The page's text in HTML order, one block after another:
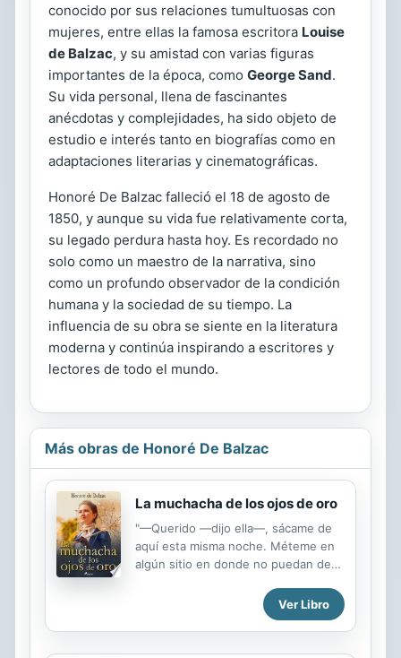
conocido por sus relaciones tumultuosas con
mujeres, entre ellas la famosa escritora Louise
de Balzac, y su amistad con varias figuras
importantes de la época, como George Sand.
Su vida personal, llena de fascinantes
anécdotas y complejidades, ha sido objeto de
estudio e interés tanto en biografías como en
adaptaciones literarias y cinematográficas.
Honoré De Balzac falleció el 18 de agosto de
1850, y aunque su vida fue relativamente corta,
su legado perdura hasta hoy. Es recordado no
solo como un maestro de la narrativa, sino
como un profundo observador de la condición
humana y la sociedad de su tiempo. La
influencia de su obra se siente en la literatura
moderna y continúa inspirando a escritores y
lectores de todo el mundo.
Más obras de Honoré De Balzac
La muchacha de los ojos de oro
"—Querido —dijo ella—, sácame de
aquí esta misma noche. Méteme en
algún sitio en donde no puedan decir
donde nadie conteste: "Hay aquí una
muchacha de ojos dorados y pelo
largo". En ese sitio te daré cuantos
placeres desees recibir de mí.
Ver Libro